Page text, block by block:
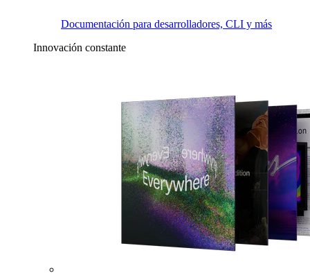
Documentación para desarrolladores, CLI y más
Innovación constante